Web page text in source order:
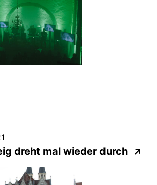
dreht mal wieder durch ↗